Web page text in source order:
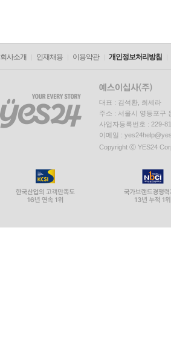
회사소개 인재채용 이용약관 개인정보처리방침
대표 : 김석환, 최세라
주소 : 서울시 영등포구
사업자등록번호 : 229-
이메일 :
Copyright ⓒ YES24